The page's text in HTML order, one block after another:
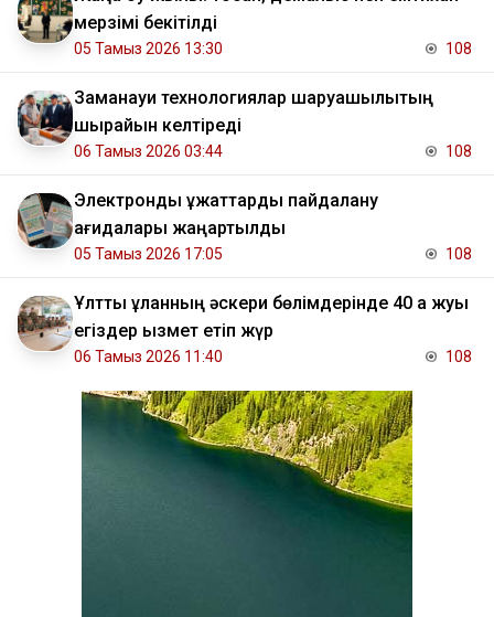
мерзімі бекітілді
05 Тамыз 2026 13:30 108
Заманауи технологиялар шаруашылықтың
шырайын келтіреді
06 Тамыз 2026 03:44 108
Электрондық құжаттарды пайдалану
қағидалары жаңартылды
05 Тамыз 2026 17:05 108
Ұлттық ұланның әскери бөлімдерінде 40 қа жуық
егіздер қызмет етіп жүр
06 Тамыз 2026 11:40 108